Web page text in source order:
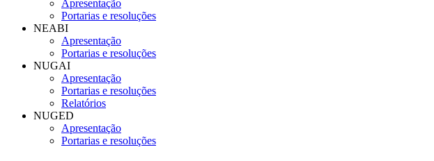
Apresentação
Portarias e resoluções
NEABI
Apresentação
Portarias e resoluções
NUGAI
Apresentação
Portarias e resoluções
Relatórios
NUGED
Apresentação
Portarias e resoluções